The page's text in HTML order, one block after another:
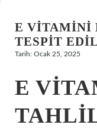
Hakkımızda
E VITAMINI
TESPIT
Tarih: Ocak 25, 2025
E